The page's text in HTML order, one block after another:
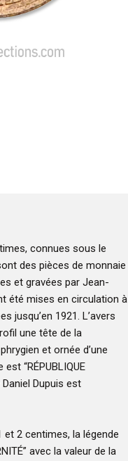
connues sous le
des pièces de monnaie
et gravées par Jean-
été mises en circulation à
jusqu’en 1921. L’avers
une tête de la
et ornée d’une
“RÉPUBLIQUE
Daniel Dupuis est
2 centimes, la légende
avec la valeur de la